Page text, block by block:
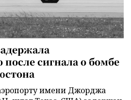
после сигнала о бомбе
имени Джорджа